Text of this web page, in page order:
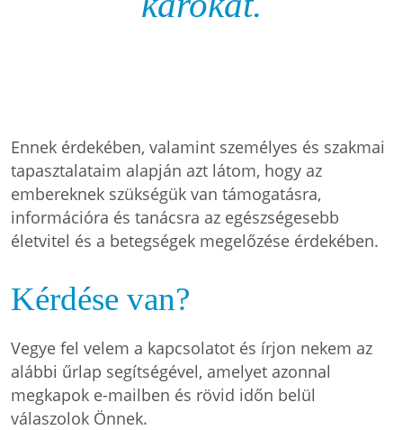
Ennek érdekében, valamint személyes és szakmai
tapasztalataim alapján azt látom, hogy az
embereknek szükségük van támogatásra,
információra és tanácsra az egészségesebb
életvitel és a betegségek megelőzése érdekében.
Kérdése van?
Vegye fel velem a kapcsolatot és írjon nekem az
alábbi űrlap segítségével, amelyet azonnal
megkapok e-mailben és rövid időn belül
válaszolok Önnek.